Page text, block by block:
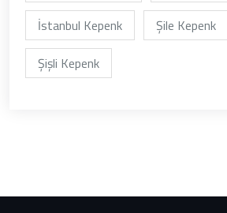
İstanbul Kepenk
Şile Kepenk
Şişli Kepenk